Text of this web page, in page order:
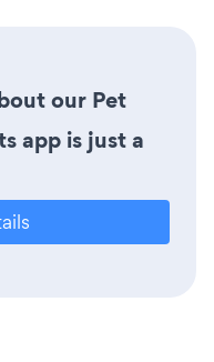
our Pet
app is just a